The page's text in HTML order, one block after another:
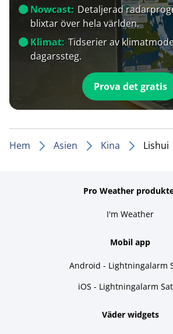
Nowcast: Detaljerad
blixtar över hela världen.
Klimat: Tidserier av
dagarssteg.
Prova det gratis
Hem Asien Kina Lishui
Pro Weather
I'm Weather
Mobil app
Android - Lightningalarm
iOS - Lightningalarm
Väder widgets